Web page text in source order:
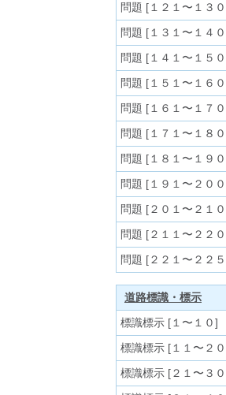
問題 [１２１〜１３
問題 [１３１〜１４
問題 [１４１〜１５
問題 [１５１〜１６
問題 [１６１〜１７
問題 [１７１〜１８
問題 [１８１〜１９
問題 [１９１〜２０
問題 [２０１〜２１
問題 [２１１〜２２
問題 [２２１〜２２
道路標識・標示
標識標示 [１〜１０]
標識標示 [１１〜２
標識標示 [２１〜３